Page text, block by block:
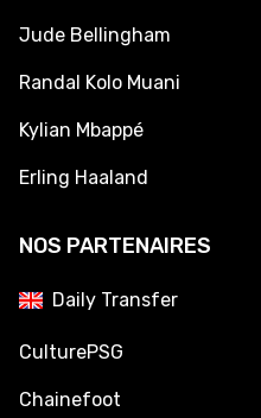
Jude Bellingham
Randal Kolo Muani
Kylian Mbappé
Erling Haaland
NOS PARTENAIRES
Daily Transfer
CulturePSG
Chainefoot